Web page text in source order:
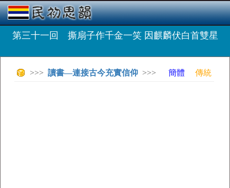
第三十一回 撕扇子作千金一笑 因麒麟伏白首雙星
>>> 讀書—連接古今充實信仰 >>> 簡體 傳統